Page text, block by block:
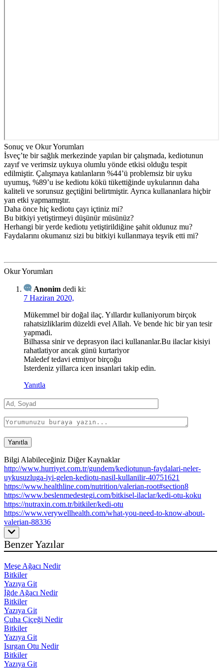
Sonuç ve Okur Yorumları
İsveç’te bir sağlık merkezinde yapılan bir çalışmada, kediotunun
zayıf ve verimsiz uykuya olumlu yönde etkisi olduğu tespit
edilmiştir. Çalışmaya katılanların %44’ü problemsiz bir uyku
uyumuş, %89’u ise kediotu kökü tükettiğinde uykularının daha
kaliteli ve sorunsuz geçtiğini belirtmiştir. Ayrıca kullananlara hiçbir
yan etki yapmamıştır.
Daha önce hiç kediotu çayı içtiniz mi?
Bu bitkiyi yetiştirmeyi düşünür müsünüz?
Herhangi bir yerde kediotu yetiştirildiğine şahit oldunuz mu?
Faydalarını okumanız sizi bu bitkiyi kullanmaya teşvik etti mi?
Okur Yorumları
Anonim dedi ki:
7 Haziran 2020,
Mükemmel bir doğal ilaç. Yıllardır kullaniyorum birçok
rahatsizliklarim düzeldi evel Allah. Ve bende hic bir yan tesir
yapmadi.
Bilhassa sinir ve deprasyon ilaci kullananlar.Bu ilaclar kisiyi
rahatlatiyor ancak günü kurtariyor
Maledef tedavi etmiyor birçoğu
Isterdeniz yillarca icen insanlari takip edin.
Yanıtla
Bilgi Alabileceğiniz Diğer Kaynaklar
http://www.hurriyet.com.tr/gundem/kediotunun-faydalari-neler-
uykusuzluga-iyi-gelen-kediotu-nasil-kullanilir-40751621
https://www.healthline.com/nutrition/valerian-root#section8
https://www.beslenmedestegi.com/bitkisel-ilaclar/kedi-otu-koku
https://nutraxin.com.tr/bitkiler/kedi-otu
https://www.verywellhealth.com/what-you-need-to-know-about-
valerian-88336
Benzer Yazılar
Meşe Ağacı Nedir
Bitkiler
Yazıya Git
İğde Ağacı Nedir
Bitkiler
Yazıya Git
Çuha Çiçeği Nedir
Bitkiler
Yazıya Git
Isırgan Otu Nedir
Bitkiler
Yazıya Git